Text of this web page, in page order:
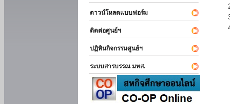
ดาวน์โหลดแบบฟอร์ม
ติดต่อศูนย์ฯ
ปฏิทินกิจกรรมศูนย์ฯ
ระบบสารบรรณ มทส.